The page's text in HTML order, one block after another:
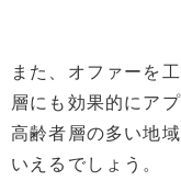
また、オファーを
層にも効果的にア
高齢者層の多い地
いえるでしょう。